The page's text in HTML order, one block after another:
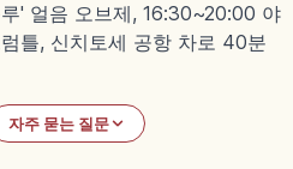
' 얼음 오브제, 16:30~20:00 야
틀, 신치토세 공항 차로 40분
자주 묻는 질문